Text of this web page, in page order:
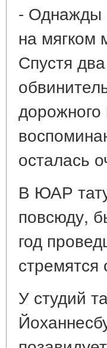
- Однажды
на мягком
Спустя
осталась
В ЮАР
повсюду,
год
стремятся
У студий